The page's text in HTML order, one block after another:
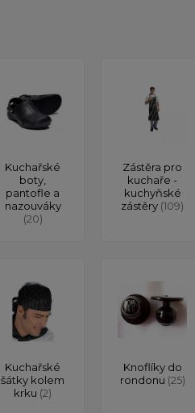
Kuchařské
boty,
pantofle a
nazouváky
(20)
Zástěra pro
kuchaře -
kuchyňské
zástěry (109)
Kuchařské
šátky kolem
krku (2)
Knoflíky do
rondonu (25)